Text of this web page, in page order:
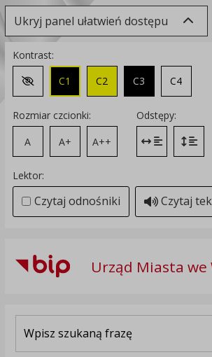
Ukryj panel ułatwień dostępu
Kontrast:
Zmień kontrast na domyślny
C1 C2 C3 C4
Rozmiar czcionki:
A
A+ A++
Odstępy:
Zmień
Lektor:
Czytaj odnośniki Czytaj
Urząd Miasta we